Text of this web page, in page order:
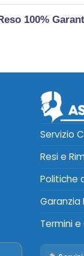
100%
Servizio
Resi e
Politiche
Garanzia
Termini